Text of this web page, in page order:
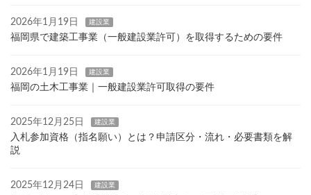
2026年1月19日 建設業
福岡県で建築工事業（一般建設業許可）を取得するための要件
2026年1月19日 建設業
福岡の土木工事業｜一般建設業許可取得の要件
2025年12月25日 建設業
入札参加資格（指名願い）とは？申請区分・流れ・必要書類を解
説
2025年12月24日 建設業